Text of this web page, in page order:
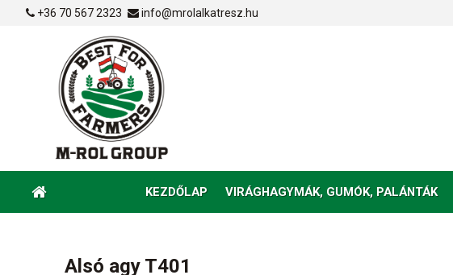
+36 70 567 2323 info@mrolalkatresz.hu
KEZDŐLAP VIRÁGHAGYMÁK, GUMÓK, PALÁNTÁK
Alsó agy T401